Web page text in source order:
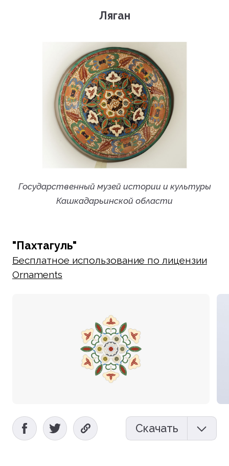
Ляган
Государственный музей истории и культуры
Кашкадарьинской области
"Пахтагуль"
Бесплатное использование по лицензии
Ornaments
Скачать